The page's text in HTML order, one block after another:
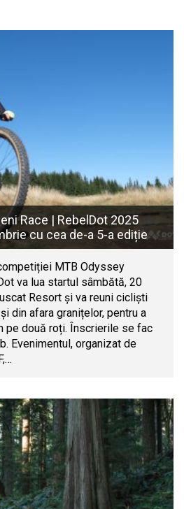
Race | RebelDot 2025
cu cea de-a 5-a ediție
MTB Odyssey
va lua startul sâmbătă, 20
Resort și va reuni cicliști
din afara granițelor, pentru a
pe două roți. Înscrierile se fac
Evenimentul, organizat de